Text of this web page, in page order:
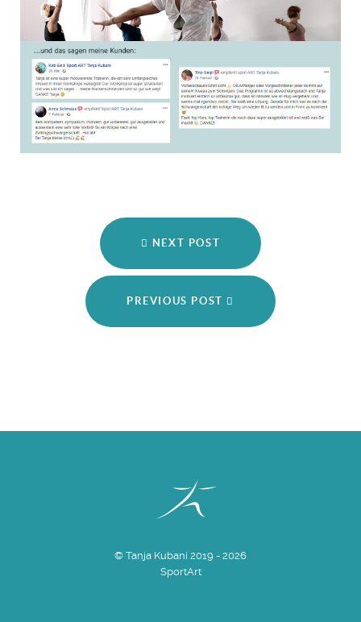
NEXT POST
PREVIOUS POST
© Tanja Kubani 2019 - 2026
SportArt